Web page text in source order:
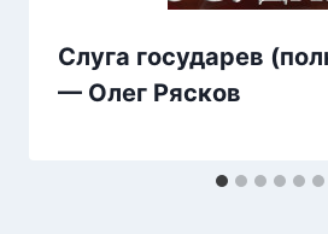
Слуга государев
— Олег Рясков